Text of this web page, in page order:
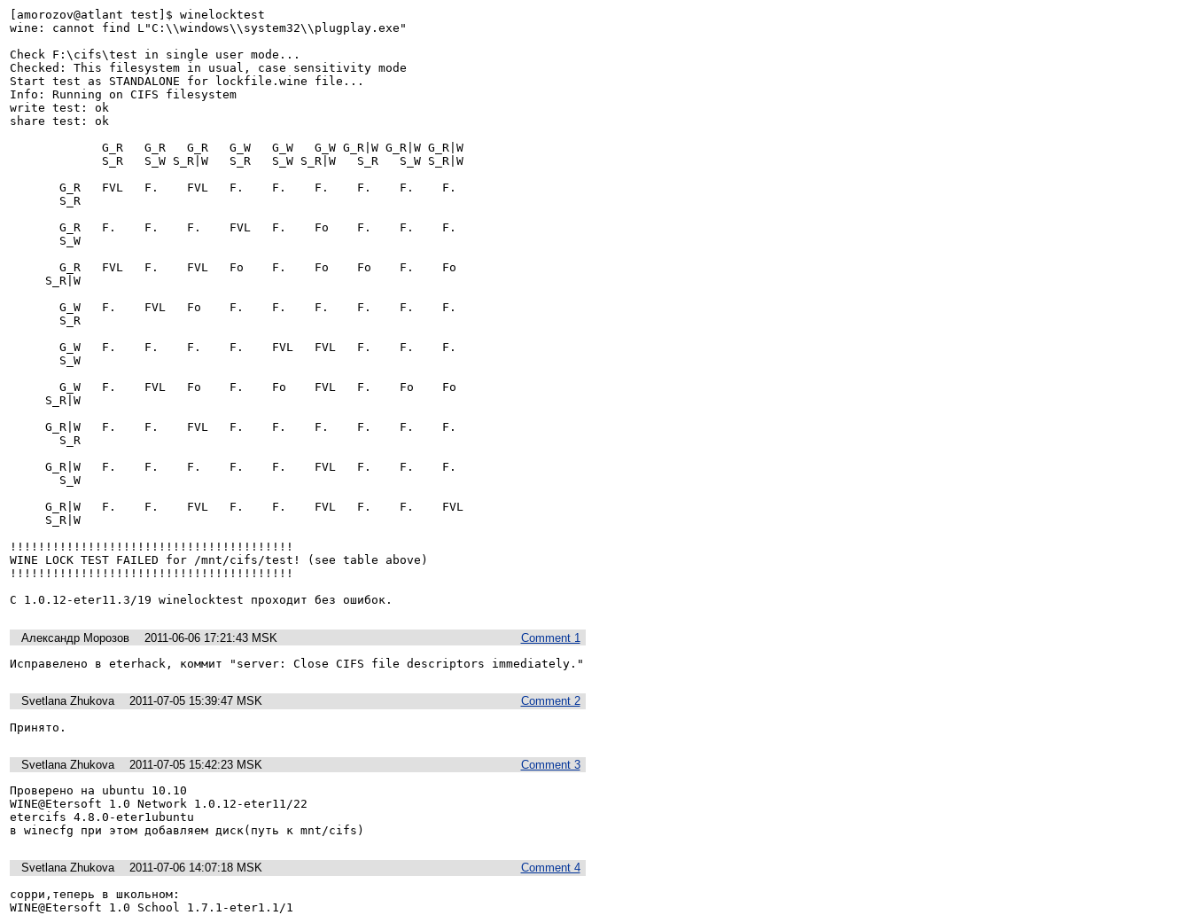
[amorozov@atlant test]$ winelocktest
wine: cannot find L"C:\\windows\\system32\\plugplay.exe"
Check F:\cifs\test in single user mode...
Checked: This filesystem in usual, case sensitivity mode
Start test as STANDALONE for lockfile.wine file...
Info: Running on CIFS filesystem
write test: ok
share test: ok
!!!!!!!!!!!!!!!!!!!!!!!!!!!!!!!!!!!!!!!!
WINE LOCK TEST FAILED for /mnt/cifs/test! (see table above)
!!!!!!!!!!!!!!!!!!!!!!!!!!!!!!!!!!!!!!!!
С 1.0.12-eter11.3/19 winelocktest проходит без ошибок.
Comment 1
Александр Морозов
2011-06-06 17:21:43 MSK
Исправелено в eterhack, коммит "server: Close CIFS file descriptors immediately."
Comment 2
Svetlana Zhukova
2011-07-05 15:39:47 MSK
Принято.
Comment 3
Svetlana Zhukova
2011-07-05 15:42:23 MSK
Проверено на ubuntu 10.10
WINE@Etersoft 1.0 Network 1.0.12-eter11/22
etercifs 4.8.0-eter1ubuntu
в winecfg при этом добавляем диск(путь к mnt/cifs)
Comment 4
Svetlana Zhukova
2011-07-06 14:07:18 MSK
сорри,теперь в школьном:
WINE@Etersoft 1.0 School 1.7.1-eter1.1/1